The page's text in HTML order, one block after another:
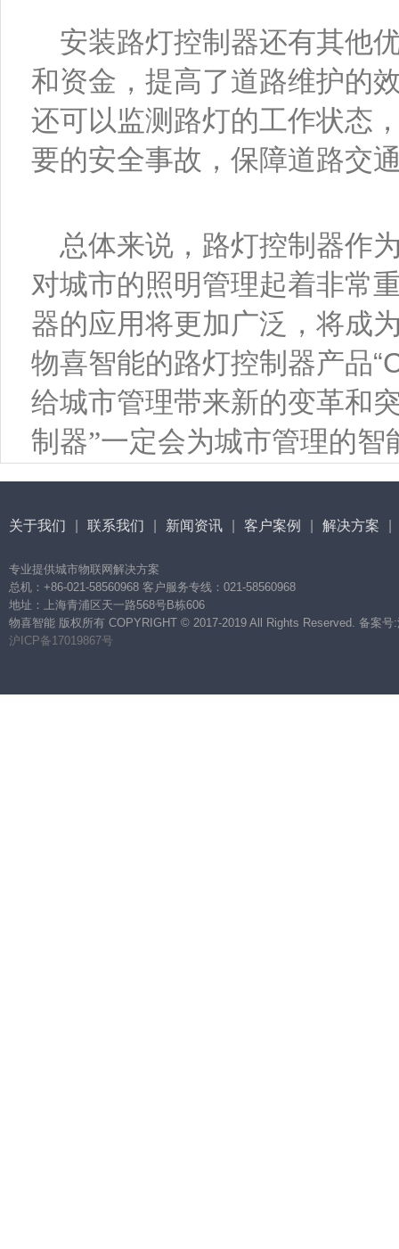
安装路灯控制器还有其他
和资金，提高了道路维护的
还可以监测路灯的工作状态
要的安全事故，保障道路交
总体来说，路灯控制器作
对城市的照明管理起着非常
器的应用将更加广泛，将成
物喜智能的路灯控制器产品“
给城市管理带来新的变革和
制器”一定会为城市管理的
关于我们 联系我们 新闻资讯 客户案例 解决方案
专业提供城市物联网解决方案
总机：+86-021-58560968 客户服务专线：021-58560968
地址：上海青浦区天一路568号B栋606
物喜智能 版权所有 COPYRIGHT © 2017-2019 All Rights Reserved. 备案号
沪ICP备17019867号